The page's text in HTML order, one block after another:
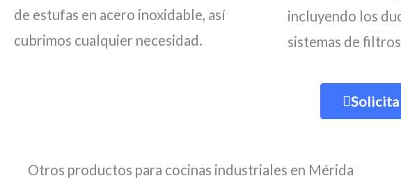
de estufas en acero inoxidable, así
cubrimos cualquier necesidad.
incluyendo los
sistemas de
Solicita
Otros productos para cocinas industriales en Mérida